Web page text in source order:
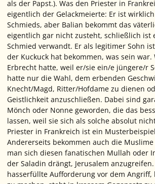
als der Papst.). Was den Priester in
eigentlich der Gelackmeierte: Er ist
Schmieds, aber Balian bekommt das
eigentlich gar nicht zusteht, schließlich ist
Schmied verwandt. Er als legitimer Sohn
der Kuckuck hat bekommen, was sein war.
Erbrecht hatte, weil er/sie ein/e jüngere/r
hatte nur die Wahl, dem erbenden
Knecht/Magd, Ritter/Hofdame zu dienen
Geistlichkeit anzuschließen. Dabei sind
Mönch oder Nonne geworden, die das
lassen, weil sie sich als solche absolut
Priester in Frankreich ist ein
Andererseits bekommen auch die
man sich diesen fanatischen Mullah oder
der Saladin drängt, Jerusalem anzugreifen.
hasserfüllte Aufforderung vor dem Angriff,